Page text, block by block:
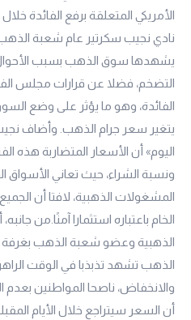
نادي نجيب سكرتير عام شعبة الذهب،
يشهدها سوق الذهب بسبب
التضخم، فضلا عن قرارات مجلس
الفائدة، وهو ما يؤثر على وضع السوق
يتغير سعر جرام الذهب. وأضاف
اليوم» أن الأسعار المتضاربة هذه
ونسبة الشراء، حيث تعاني الأسواق
المشغولات الذهبية، لافتا أن
الخام باعتباره استثمارا آمنًا.من
الذهبية وعضو شعبة الذهب بغرفة
الذهب تشهد تذبذبا في الوقت الراهن
والانخفاض، ناصحا المواطنين بعدم
أن السعر سيتراجع خلال الأيام